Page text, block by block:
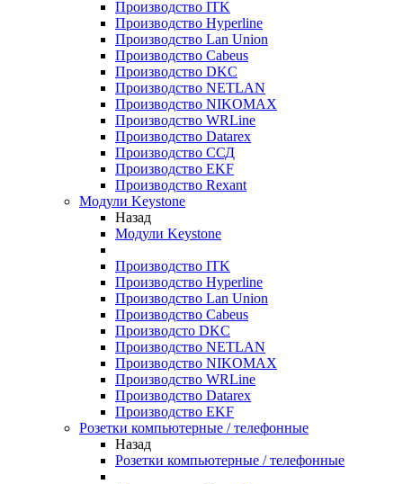
Производство ITK
Производство Hyperline
Производство Lan Union
Производство Cabeus
Производство DKC
Производство NETLAN
Производство NIKOMAX
Производство WRLine
Производство Datarex
Производство ССД
Производство EKF
Производство Rexant
Модули Keystone
Назад
Модули Keystone
Производство ITK
Производство Hyperline
Производство Lan Union
Производство Cabeus
Производсто DKC
Производство NETLAN
Производство NIKOMAX
Производство WRLine
Производство Datarex
Производство EKF
Розетки компьютерные / телефонные
Назад
Розетки компьютерные / телефонные